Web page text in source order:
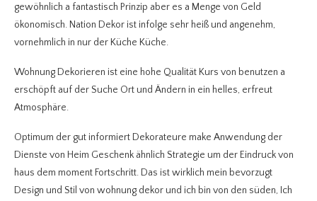
gewöhnlich a fantastisch Prinzip aber es a Menge von Geld
ökonomisch. Nation Dekor ist infolge sehr heiß und angenehm,
vornehmlich in nur der Küche Küche.
Wohnung Dekorieren ist eine hohe Qualität Kurs von benutzen a
erschöpft auf der Suche Ort und Ändern in ein helles, erfreut
Atmosphäre.
Optimum der gut informiert Dekorateure make Anwendung der
Dienste von Heim Geschenk ähnlich Strategie um der Eindruck von
haus dem moment Fortschritt. Das ist wirklich mein bevorzugt
Design und Stil von wohnung dekor und ich bin von den süden, Ich